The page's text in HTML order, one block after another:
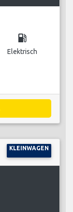
local_gas_station
Elektrisch
KLEINWAGEN